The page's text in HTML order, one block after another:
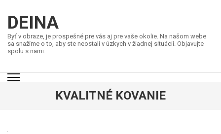
obsah
(stiskněte
Enter)
DEINA
Byť v obraze, je prospešné pre vás aj pre vaše okolie. Na našom webe
sa snažíme o to, aby ste neostali v úzkych v žiadnej situácií. Objavujte
spolu s nami.
KVALITNÉ KOVANIE